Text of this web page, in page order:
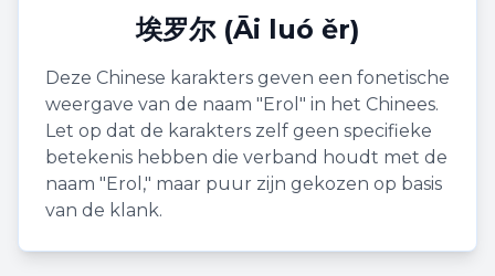
埃罗尔 (Āi luó ěr)
Deze Chinese karakters geven een fonetische
weergave van de naam "Erol " in het Chinees.
Let op dat de karakters zelf geen specifieke
betekenis hebben die verband houdt met de
naam "Erol ," maar puur zijn gekozen op basis
van de klank.